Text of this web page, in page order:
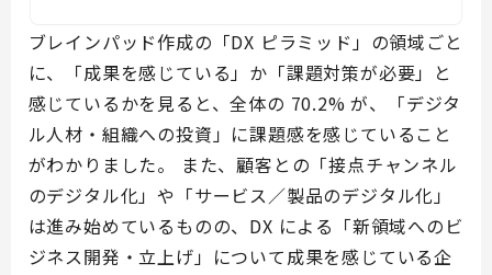
ブレインパッド作成の「DX ピラミッド」の領域ごと
に、「成果を感じている」か「課題対策が必要」と
感じているかを見ると、全体の 70.2% が、「デジタ
ル人材・組織への投資」に課題感を感じていること
がわかりました。 また、顧客との「接点チャンネル
のデジタル化」や「サービス／製品のデジタル化」
は進み始めているものの、DX による「新領域へのビ
ジネス開発・立上げ」について成果を感じている企